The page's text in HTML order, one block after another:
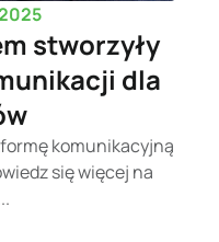
stworzyły
dla
komunikacyjną
się więcej na